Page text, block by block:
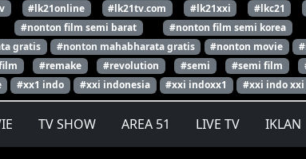
#lk21online #lk21tv.com #lk21xxi #lkc21
#nonton film semi barat #nonton film semi korea
gratis #nonton mahabharata gratis #nonton movie
#remake #revolution #semi #semi film
#xx1 indo #xxi indonesia #xxi indoxx1 #xxi indo xxi
TV SHOW AREA 51 LIVE TV IKLAN